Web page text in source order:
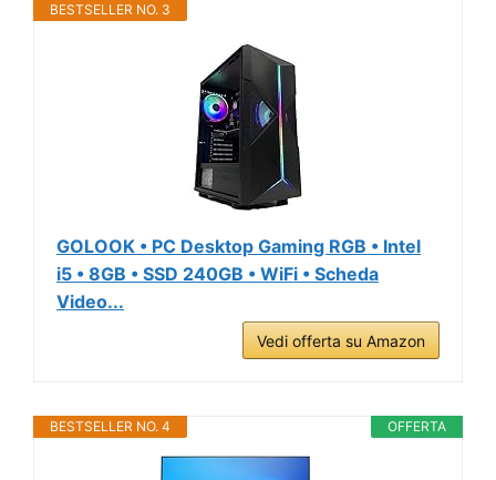
BESTSELLER NO. 3
GOLOOK • PC Desktop Gaming RGB • Intel
i5 • 8GB • SSD 240GB • WiFi • Scheda
Video...
Vedi offerta su Amazon
OFFERTA
BESTSELLER NO. 4